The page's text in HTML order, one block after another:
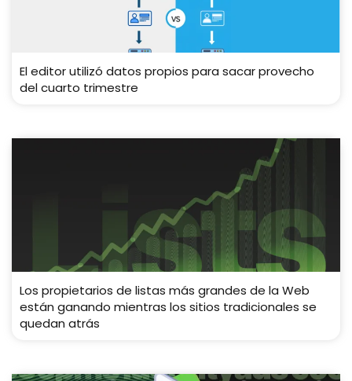
El editor utilizó datos propios para sacar provecho
del cuarto trimestre
Los propietarios de listas más grandes de la Web
están ganando mientras los sitios tradicionales se
quedan atrás